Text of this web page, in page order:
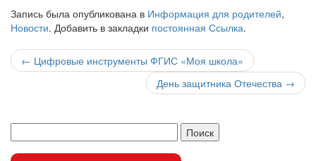
Запись была опубликована в Информация для родителей,
Новости. Добавить в закладки постоянная Ссылка.
Навигация
записи
← Цифровые инструменты ФГИС «Моя школа»
День защитника Отечества →